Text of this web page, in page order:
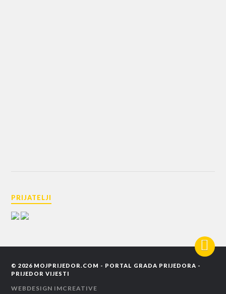
PRIJATELJI
© 2026 MOJPRIJEDOR.COM - PORTAL GRADA PRIJEDORA -
PRIJEDOR VIJESTI
WEBDESIGN IMCREATIVE